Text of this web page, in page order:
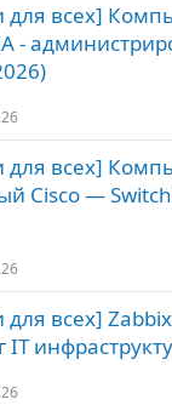
для всех]
-
для всех]
Cisco —
для всех]